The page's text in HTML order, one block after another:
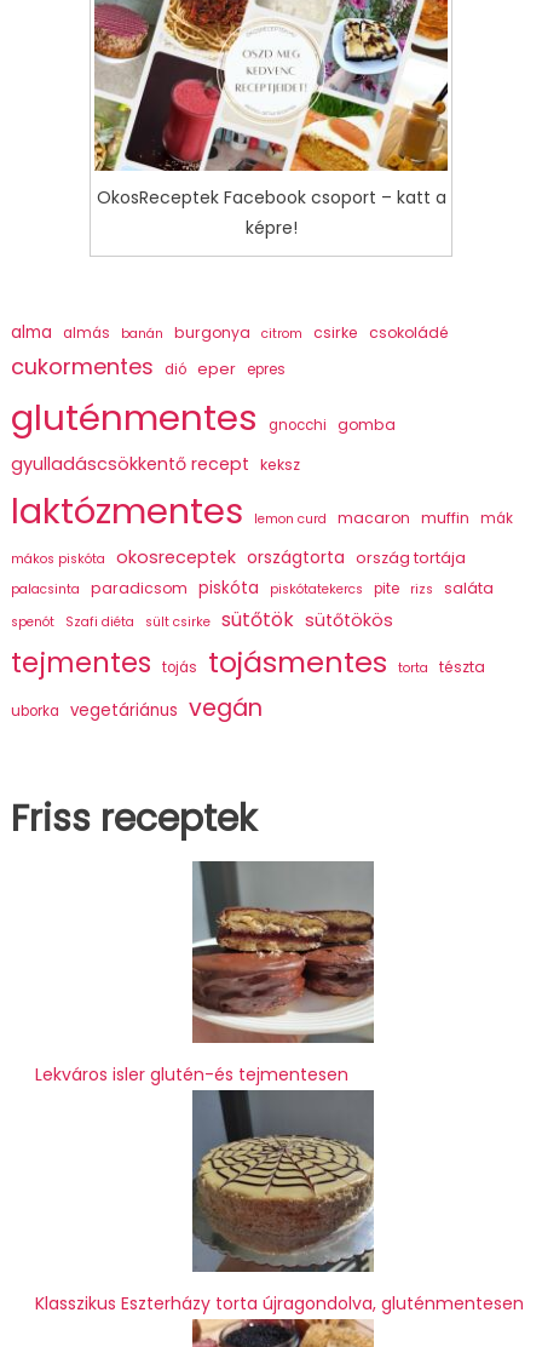
OkosReceptek Facebook csoport – katt a
képre!
alma almás banán burgonya citrom csirke csokoládé
cukormentes dió eper epres
gluténmentes gnocchi gomba
gyulladáscsökkentő recept keksz
laktózmentes lemon curd macaron muffin mák
mákos piskóta okosreceptek országtorta ország tortája
palacsinta paradicsom piskóta piskótatekercs pite rizs saláta
spenót Szafi diéta sült csirke sütőtök sütőtökös
tejmentes tojás tojásmentes torta tészta
uborka vegetáriánus vegán
Friss receptek
Lekváros isler glutén-és tejmentesen
Klasszikus Eszterházy torta újragondolva, gluténmentesen